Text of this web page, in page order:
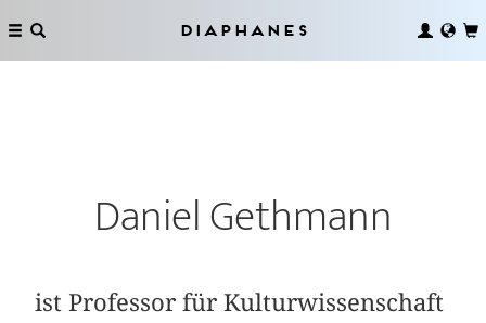
Diaphanes
Daniel Gethmann
ist Professor für Kulturwissenschaft